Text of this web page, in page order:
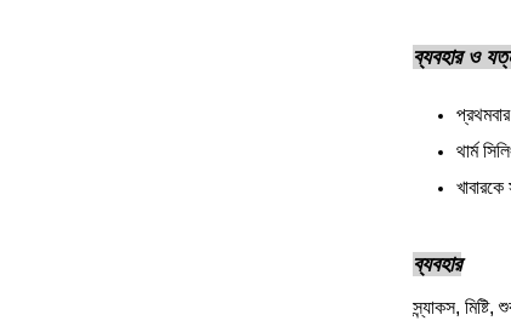
ব্যবহার ও
থার্ম
ব্যবহার
স্ন্যাকস,